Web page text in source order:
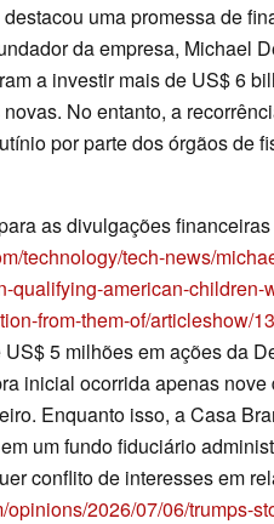
uma promessa de
da empresa, Michael
a investir mais de US$ 6
No entanto, a
por parte dos órgãos de
as divulgações
technology/tech-news/
qualifying-american-children-
from-them-of/articleshow/
5 milhões em ações da
inicial ocorrida apenas
Enquanto isso, a Casa
um fundo fiduciário
conflito de interesses em
2026/07/06/trumps-